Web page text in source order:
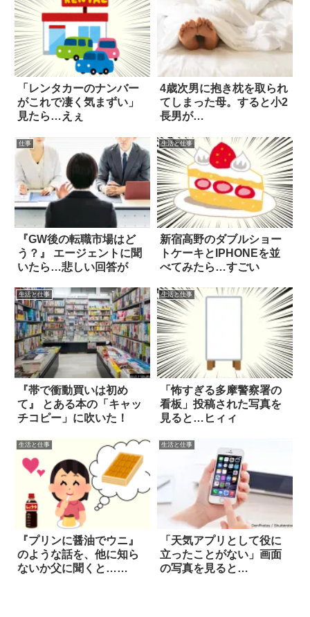
「レンタカーのナンバー
がこれで凄く気まずい」
見たら…えぇ
4歳次男に抱き枕を取られ
てしまった母。すると小2
長男が…
仕事
『GW後の転職市場はど
う？』 エージェントに聞
いたら…悲しい回答が
生活と仕事
新宿高野のダブルショー
トケーキとIPHONEを並
べてみたら…すごい
生活と仕事
『帯で衝動買いは初め
て』 とある本の「キャッ
チコピー」に吹いた！
生活と仕事
「怖すぎる多摩警察署の
看板」投稿された写真を
見ると…ヒィィ
生活と仕事
『プリンに醤油でウニ』
のような話を、他に知ら
ないか父に聞くと…
生活と仕事
「天気アプリとして役に
立ったことがない」画面
の写真を見ると…